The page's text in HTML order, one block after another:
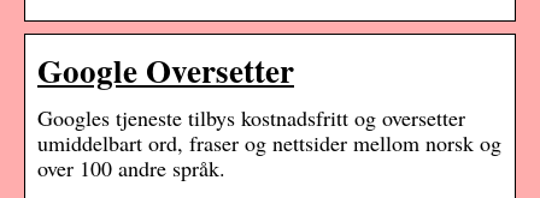
Google Oversetter
Googles tjeneste tilbys kostnadsfritt og oversetter
umiddelbart ord, fraser og nettsider mellom norsk og
over 100 andre språk.